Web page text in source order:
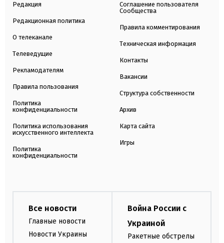
Редакция
Редакционная политика
О телеканале
Телеведущие
Рекламодателям
Правила пользования
Политика
конфиденциальности
Политика использования
искусственного интеллекта
Политика
конфиденциальности
Соглашение пользователя
Сообщества
Правила комментирования
Техническая информация
Контакты
Вакансии
Структура собственности
Архив
Карта сайта
Игры
Все новости
Главные новости
Новости Украины
Война России с
Украиной
Ракетные обстрелы